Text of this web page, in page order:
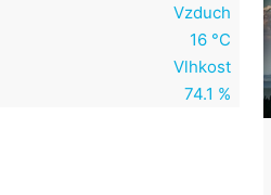
Vzduch
16 °C
Vlhkost
74.1 %